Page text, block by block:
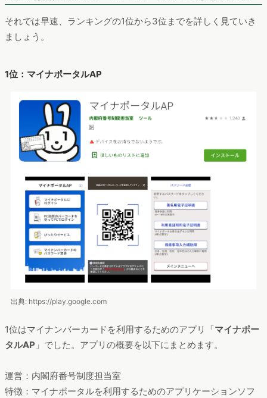
それでは早速、ランキングの1位から3位までを詳しく見ていき
ましょう。
1位：マイナポータルAP
出典: https://play.google.com
1位はマイナンバーカードを利用するためのアプリ「マイナポー
タルAP 」でした。アプリの概要を以下にまとめます。
運営：内閣府番号制度担当室
特徴：マイナポータルを利用するためのアプリケーションソフ